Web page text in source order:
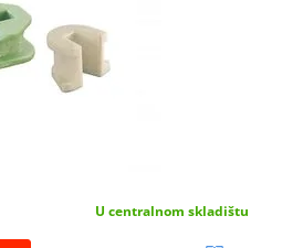
U centralnom skladištu